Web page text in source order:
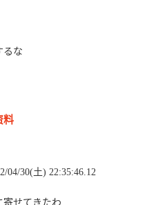
るな
料
04/30(土) 22:35:46.12
寄せてきたわ